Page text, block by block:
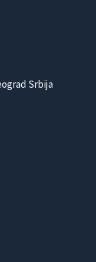
Srbija